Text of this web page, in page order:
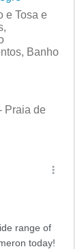
e Tosa e
Banho
Praia de